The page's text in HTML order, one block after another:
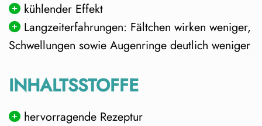
kühlender Effekt
Langzeiterfahrungen: Fältchen wirken weniger,
Schwellungen sowie Augenringe deutlich weniger
INHALTSSTOFFE
hervorragende Rezeptur